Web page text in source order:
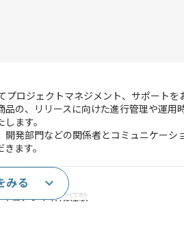
ロジェクトマネジメント、サポートを
の、リリースに向けた進行管理や運用
ます。
開発部門などの関係者とコミュニケーシ
ます。
携わった経験
ュメント作成経験
みる